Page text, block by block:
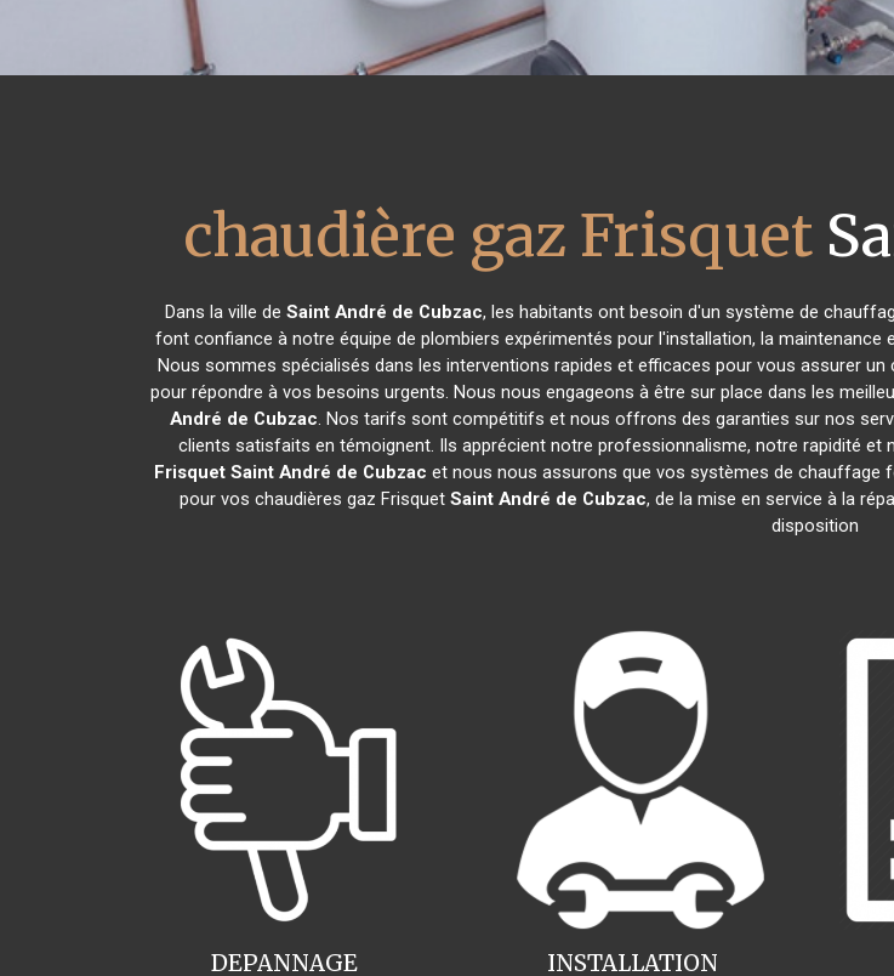
chaudière gaz Frisquet
Dans la ville de Saint André de Cubzac, les habitants ont besoin d'un système de
font confiance à notre équipe de plombiers expérimentés pour l'installation, la maintenance
Nous sommes spécialisés dans les interventions rapides et efficaces pour vous assurer
pour répondre à vos besoins urgents. Nous nous engageons à être sur place dans les
André de Cubzac. Nos tarifs sont compétitifs et nous offrons des garanties sur nos
clients satisfaits en témoignent. Ils apprécient notre professionnalisme, notre rapidité et
Frisquet Saint André de Cubzac et nous nous assurons que vos systèmes de chauffage
pour vos chaudières gaz Frisquet Saint André de Cubzac, de la mise en service à la
disposition
INSTALLATION
DEPANNAGE